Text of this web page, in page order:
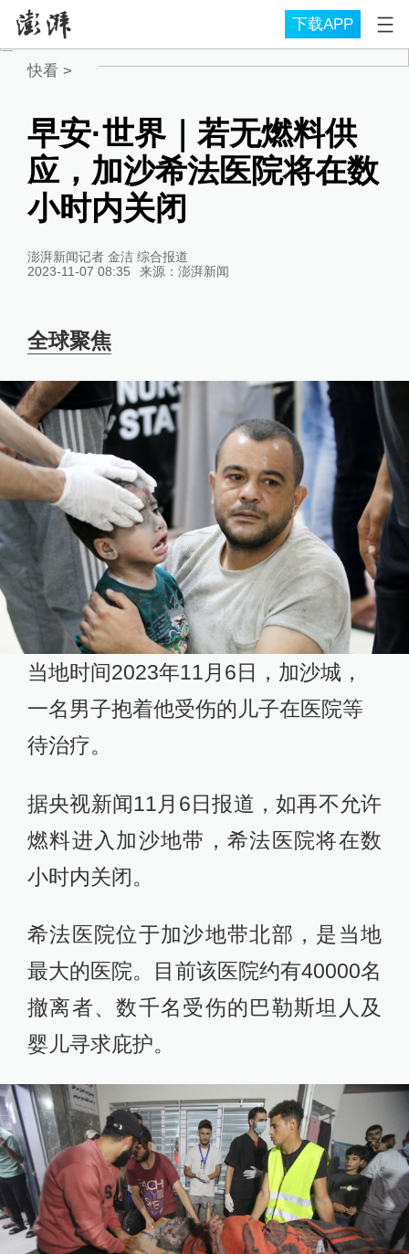
下载APP
快看>
早安·世界｜若无燃料供
应，加沙希法医院将在数
小时内关闭
澎湃新闻记者 金洁 综合报道
2023-11-07 08:35
来源： 澎湃新闻
全球聚焦
当地时间2023年11月6日，加沙城，
一名男子抱着他受伤的儿子在医院等
待治疗。
据央视新闻11月6日报道，如再不允许
燃料进入加沙地带，希法医院将在数
小时内关闭。
希法医院位于加沙地带北部，是当地
最大的医院。目前该医院约有40000名
撤离者、数千名受伤的巴勒斯坦人及
婴儿寻求庇护。